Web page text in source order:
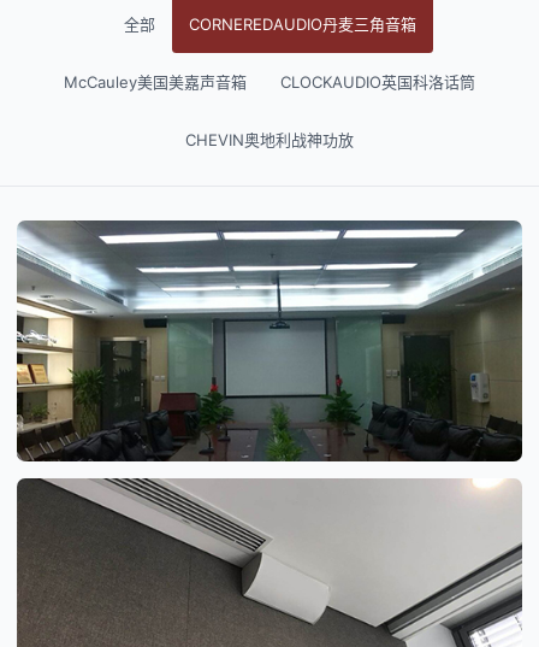
全部 CORNEREDAUDIO丹麦三角音箱
McCauley美国美嘉声音箱 CLOCKAUDIO英国科洛话筒
CHEVIN奥地利战神功放